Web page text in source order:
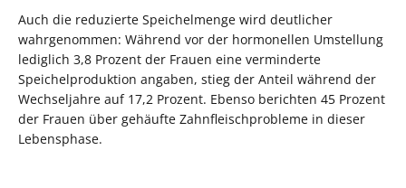
Auch die reduzierte Speichelmenge wird deutlicher
wahrgenommen: Während vor der hormonellen Umstellung
lediglich 3,8 Prozent der Frauen eine verminderte
Speichelproduktion angaben, stieg der Anteil während der
Wechseljahre auf 17,2 Prozent. Ebenso berichten 45 Prozent
der Frauen über gehäufte Zahnfleischprobleme in dieser
Lebensphase.